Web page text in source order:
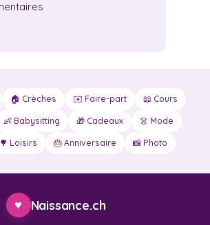
🏠 Crèches ✉️ Faire-part 📖 Cours
👶 Babysitting 🎁 Cadeaux 👗 Mode
🌳 Loisirs 🎂 Anniversaire 📸 Photo
♥ Naissance.ch